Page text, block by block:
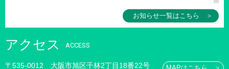
お知らせ一覧はこちら ＞
アクセス ACCESS
〒535-0012 大阪市旭区千林2丁目18番22号